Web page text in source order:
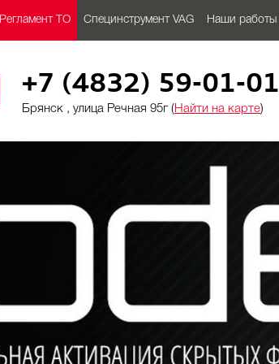
Регламент ТО Специнструмент VAG Наши работы
+7 (4832) 59-01-01
Брянск , улица Речная 95г ( Найти на карте)